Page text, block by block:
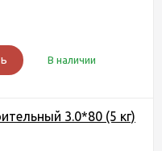
В наличии
3.0*80 (5 кг)